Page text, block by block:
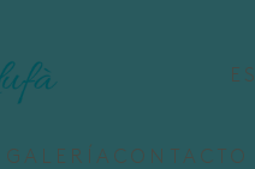
ES
GALERÍA CONTACTO